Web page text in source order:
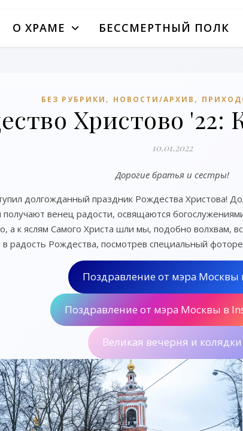
О ХРАМЕ БЕССМЕРТНЫЙ ПОЛК
БЕЗ РУБРИКИ , НОВОСТИ/АРХИВ ,
Христово '22:
10.01.2022
Дорогие братья и сестры!
долгожданный праздник Рождества Христова!
получают венец радости, освящаются
а к яслям Самого Христа шли мы, подобно волхвам,
в радость Рождества, посмотрев специальный
Поздравление от мэра Москвы
Поздравление от мэра Москвы в
Великая вечерня и колядки